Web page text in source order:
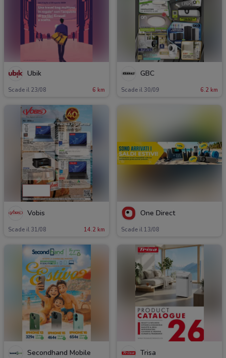
Ubik
Scade il 23/08 6 km
GBC
Scade il 30/09 6.2 km
Vobis
Scade il 31/08 14.2 km
One Direct
Scade il 13/08
Secondhand Mobile Trisa